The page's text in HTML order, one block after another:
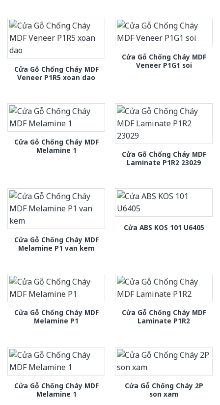
Cửa Gỗ Chống Cháy MDF
Veneer P1R5 xoan dao
Cửa Gỗ Chống Cháy MDF
Veneer P1G1 soi
Cửa Gỗ Chống Cháy MDF
Melamine 1
Cửa Gỗ Chống Cháy MDF
Laminate P1R2 23029
Cửa Gỗ Chống Cháy MDF
Melamine P1 van kem
Cửa ABS KOS 101 U6405
Cửa Gỗ Chống Cháy MDF
Melamine P1
Cửa Gỗ Chống Cháy MDF
Laminate P1R2
Cửa Gỗ Chống Cháy MDF
Melamine 1
Cửa Gỗ Chống Cháy 2P
son xam